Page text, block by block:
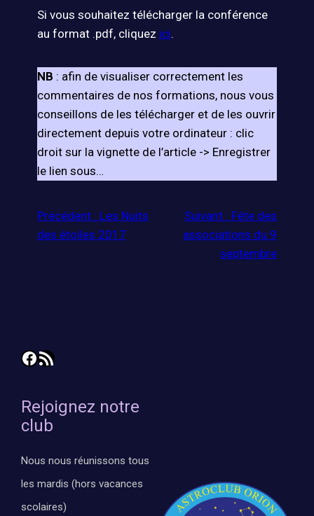
Si vous souhaitez télécharger la conférence
au format .pdf, cliquez ici.
NB : afin de visualiser correctement les
commentaires de nos formations, nous vous
conseillons de les télécharger et de les ouvrir
directement depuis votre ordinateur : clic
droit sur la vignette de l’article -> Enregistrer
le lien sous…
Précédent : Les Nuits
des étoiles 2017
Suivant : Fête des
associations du 9
septembre
Facebook
Flux RSS
Rejoignez notre
club
Nous nous réunissons tous
les mardis (hors vacances
scolaires)